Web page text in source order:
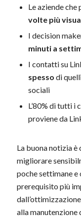
Le aziende
volte più
I decision
minuti a
I contatti su
spesso di
sociali
L’80% di tutti i
proviene da
La buona notizia è
migliorare
poche settimane
prerequisito più
alla manutenzione